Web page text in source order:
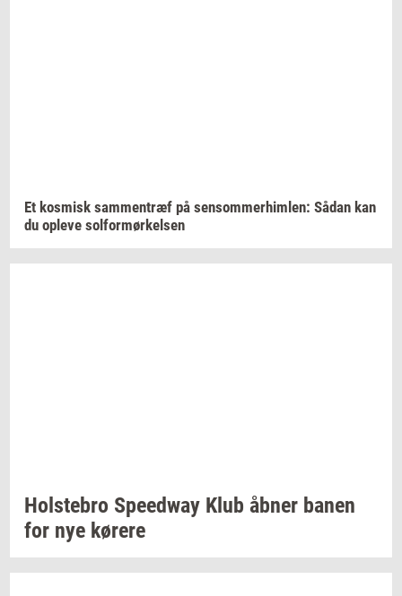
Et kos­misk sam­men­træf på sen­som­mer­him­len: Sådan kan
du op­le­ve sol­for­mør­kel­sen
Holste­bro Spe­edway Klub åbner banen
for nye kø­re­re